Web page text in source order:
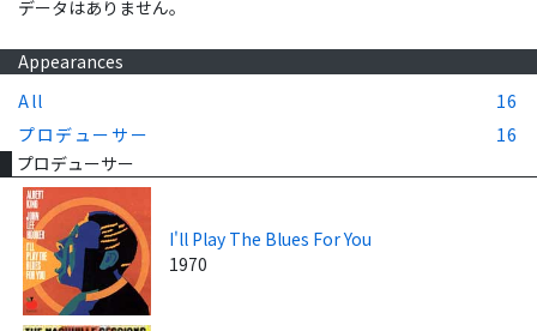
データはありません。
Appearances
All
16
プロデューサー
16
プロデューサー
I'll Play The Blues For You
1970